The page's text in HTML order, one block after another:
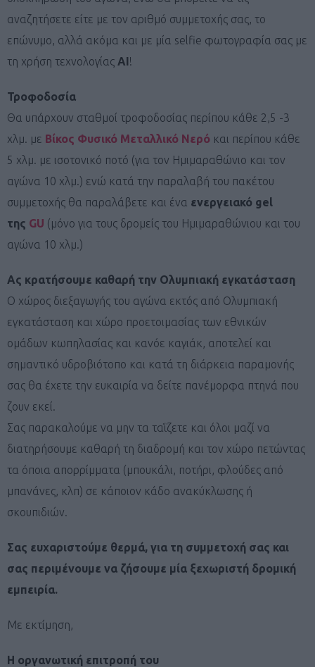
αναζητήσετε είτε με τον αριθμό συμμετοχής σας, το
επώνυμο, αλλά ακόμα και με μία selfie φωτογραφία σας με
τη χρήση τεχνολογίας ΑΙ !
Τροφοδοσία
Θα υπάρχουν σταθμοί τροφοδοσίας περίπου κάθε 2,5 -3
χλμ. με Βίκος Φυσικό Μεταλλικό Νερό και περίπου κάθε
5 χλμ. με ισοτονικό ποτό (για τον Ημιμαραθώνιο και τον
αγώνα 10 χλμ.) ενώ κατά την παραλαβή του πακέτου
συμμετοχής θα παραλάβετε και ένα ενεργειακό gel
της GU (μόνο για τους δρομείς του Ημιμαραθώνιου και του
αγώνα 10 χλμ.)
Ας κρατήσουμε καθαρή την Ολυμπιακή εγκατάσταση
Ο χώρος διεξαγωγής του αγώνα εκτός από Ολυμπιακή
εγκατάσταση και χώρο προετοιμασίας των εθνικών
ομάδων κωπηλασίας και κανόε καγιάκ, αποτελεί και
σημαντικό υδροβιότοπο και κατά τη διάρκεια παραμονής
σας θα έχετε την ευκαιρία να δείτε πανέμορφα πτηνά που
ζουν εκεί.
Σας παρακαλούμε να μην τα ταΐζετε και όλοι μαζί να
διατηρήσουμε καθαρή τη διαδρομή και τον χώρο πετώντας
τα όποια απορρίμματα (μπουκάλι, ποτήρι, φλούδες από
μπανάνες, κλπ) σε κάποιον κάδο ανακύκλωσης ή
σκουπιδιών.
Σας ευχαριστούμε θερμά, για τη συμμετοχή σας και
σας περιμένουμε να ζήσουμε μία ξεχωριστή δρομική
εμπειρία.
Με εκτίμηση,
Η οργανωτική επιτροπή του